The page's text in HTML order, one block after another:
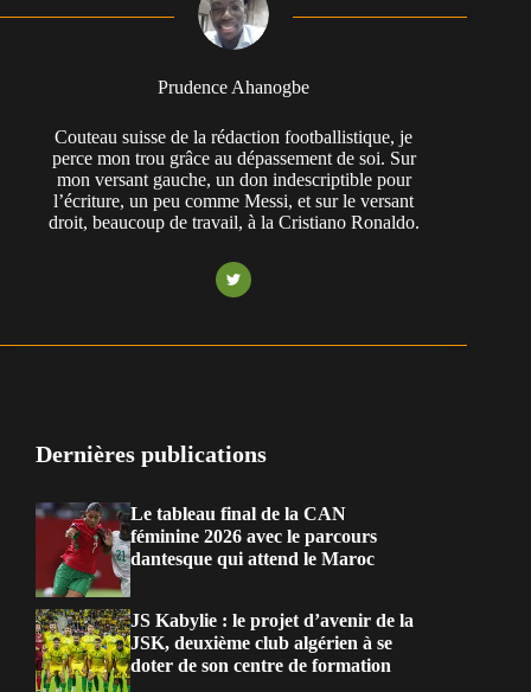
Prudence Ahanogbe
Couteau suisse de la rédaction footballistique, je
perce mon trou grâce au dépassement de soi. Sur
mon versant gauche, un don indescriptible pour
l’écriture, un peu comme Messi, et sur le versant
droit, beaucoup de travail, à la Cristiano Ronaldo.
Dernières publications
Le tableau final de la CAN
féminine 2026 avec le parcours
dantesque qui attend le Maroc
JS Kabylie : le projet d’avenir de la
JSK, deuxième club algérien à se
doter de son centre de formation